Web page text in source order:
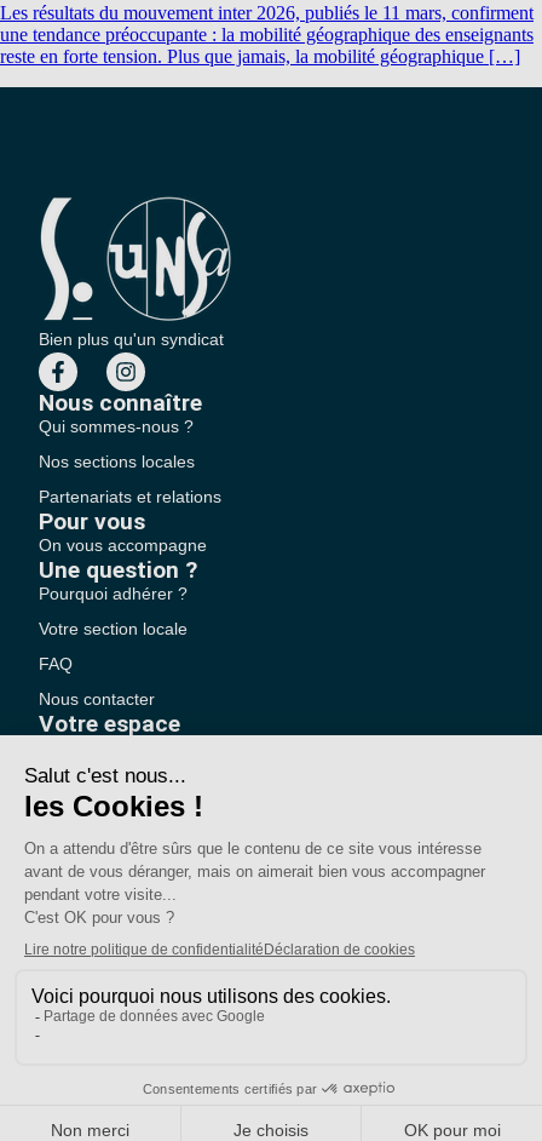
Les résultats du mouvement inter 2026, publiés le 11 mars, confirment
une tendance préoccupante : la mobilité géographique des enseignants
reste en forte tension. Plus que jamais, la mobilité géographique […]
Bien plus qu'un syndicat
Nous connaître
Qui sommes-nous ?
Nos sections locales
Partenariats et relations
Pour vous
On vous accompagne
Une question ?
Pourquoi adhérer ?
Votre section locale
FAQ
Nous contacter
Votre espace
Adhérer au SE-UNSA
SE-Unsa est un syndicat de l’UNSA